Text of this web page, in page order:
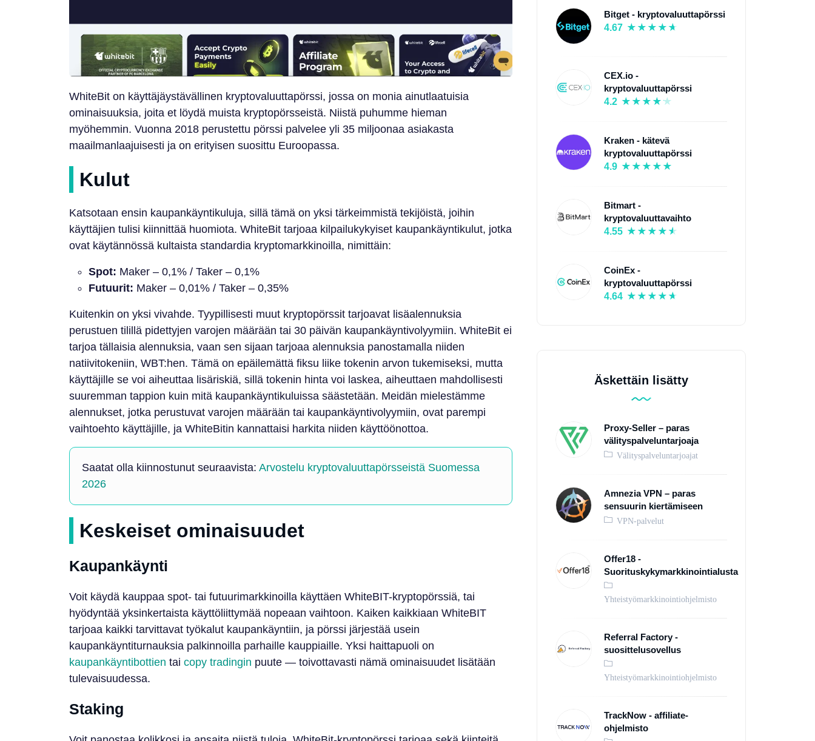
WhiteBit on käyttäjäystävällinen kryptovaluuttapörssi, jossa on monia ainutlaatuisia
ominaisuuksia, joita et löydä muista kryptopörsseistä. Niistä puhumme hieman
myöhemmin. Vuonna 2018 perustettu pörssi palvelee yli 35 miljoonaa asiakasta
maailmanlaajuisesti ja on erityisen suosittu Euroopassa.
Kulut
Katsotaan ensin kaupankäyntikuluja, sillä tämä on yksi tärkeimmistä tekijöistä, joihin
käyttäjien tulisi kiinnittää huomiota. WhiteBit tarjoaa kilpailukykyiset kaupankäyntikulut, jotka
ovat käytännössä kultaista standardia kryptomarkkinoilla, nimittäin:
Spot: Maker – 0,1% / Taker – 0,1%
Futuurit: Maker – 0,01% / Taker – 0,35%
Kuitenkin on yksi vivahde. Tyypillisesti muut kryptopörssit tarjoavat lisäalennuksia
perustuen tilillä pidettyjen varojen määrään tai 30 päivän kaupankäyntivolyymiin. WhiteBit ei
tarjoa tällaisia alennuksia, vaan sen sijaan tarjoaa alennuksia panostamalla niiden
natiivitokeniin, WBT:hen. Tämä on epäilemättä fiksu liike tokenin arvon tukemiseksi, mutta
käyttäjille se voi aiheuttaa lisäriskiä, sillä tokenin hinta voi laskea, aiheuttaen mahdollisesti
suuremman tappion kuin mitä kaupankäyntikuluissa säästetään. Meidän mielestämme
alennukset, jotka perustuvat varojen määrään tai kaupankäyntivolyymiin, ovat parempi
vaihtoehto käyttäjille, ja WhiteBitin kannattaisi harkita niiden käyttöönottoa.
Saatat olla kiinnostunut seuraavista: Arvostelu kryptovaluuttapörsseistä Suomessa
2026
Keskeiset ominaisuudet
Kaupankäynti
Voit käydä kauppaa spot- tai futuurimarkkinoilla käyttäen WhiteBIT-kryptopörssiä, tai
hyödyntää yksinkertaista käyttöliittymää nopeaan vaihtoon. Kaiken kaikkiaan WhiteBIT
tarjoaa kaikki tarvittavat työkalut kaupankäyntiin, ja pörssi järjestää usein
kaupankäyntiturnauksia palkinnoilla parhaille kauppiaille. Yksi haittapuoli on
kaupankäyntibottien tai copy tradingin puute — toivottavasti nämä ominaisuudet lisätään
tulevaisuudessa.
Staking
Bitget - kryptovaluuttapörssi
4.67
CEX.io -
kryptovaluuttapörssi
4.2
Kraken - kätevä
kryptovaluuttapörssi
4.9
Bitmart -
kryptovaluuttavaihto
4.55
CoinEx -
kryptovaluuttapörssi
4.64
Äskettäin lisätty
Proxy-Seller – paras
välityspalveluntarjoaja
Välityspalveluntarjoajat
Amnezia VPN – paras
sensuurin kiertämiseen
VPN-palvelut
Offer18 -
Suorituskykymarkkinointialusta
Yhteistyömarkkinointiohjelmisto
Referral Factory -
suosittelusovellus
Yhteistyömarkkinointiohjelmisto
TrackNow - affiliate-
ohjelmisto